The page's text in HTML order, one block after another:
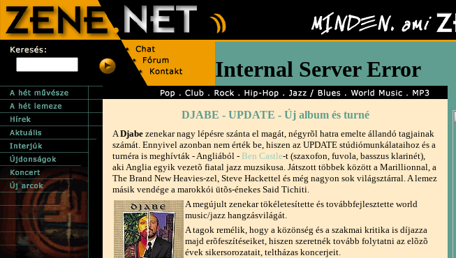
DJABE - UPDATE - Új album és turné
ADjabe zenekar nagy lépésre szánta el magát, négyrõl hatra emelte állandó tagjainak
számát. Ennyivel azonban nem érték be, hiszen az UPDATE stúdiómunkálataihoz és a
turnéra is meghívták - Angliából - Ben Castle-t (szaxofon, fuvola, basszus klarinét),
aki Anglia egyik vezetõ fiatal jazz muzsikusa. Játszott többek között a Marillionnal, a
The Brand New Heavies-zel, Steve Hackettel és még nagyon sok világsztárral. A lemez
másik vendége a marokkói ütõs-énekes Said Tichiti.
A megújult zenekar tökéletesítette és továbbfejlesztette world
music/jazz hangzásvilágát.
A tagok remélik, hogy a közönség és a szakmai kritika is díjazza
majd erõfeszítéseiket, hiszen szeretnék tovább folytatni az elõzõ
évek sikersorozatait, teltházas koncerjeit.